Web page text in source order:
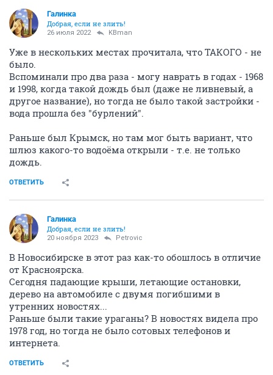
Галинка
Добрая, если не злить!
26 июля 2022 KBman
Уже в нескольких местах прочитала, что ТАКОГО - не
было.
Вспоминали про два раза - могу наврать в годах - 1968
и 1998, когда такой дождь был (даже не ливневый, а
другое название), но тогда не было такой застройки -
вода прошла без "бурлений".
Раньше был Крымск, но там мог быть вариант, что
шлюз какого-то водоёма открыли - т.е. не только
дождь.
ОТВЕТИТЬ
Галинка
Добрая, если не злить!
20 ноября 2023 Petrovic
В Новосибирске в этот раз как-то обошлось в отличие
от Красноярска.
Сегодня падающие крыши, летающие остановки,
дерево на автомобиле с двумя погибшими в
утренних новостях...
Раньше были такие ураганы? В новостях видела про
1978 год, но тогда не было сотовых телефонов и
интернета.
ОТВЕТИТЬ